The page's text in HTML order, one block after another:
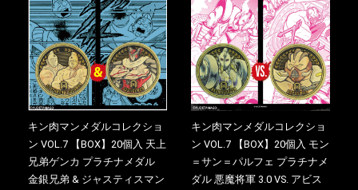
キン肉マンメダルコレクショ
ン VOL.7 【BOX】20個入 天上
兄弟ゲンカ プラチナメダル
金銀兄弟 & ジャスティスマン
キン肉マンメダルコレクショ
ン VOL.7 【BOX】20個入 モン
＝サン＝パルフェ プラチナメ
ダル 悪魔将軍 3.0 VS. アビス